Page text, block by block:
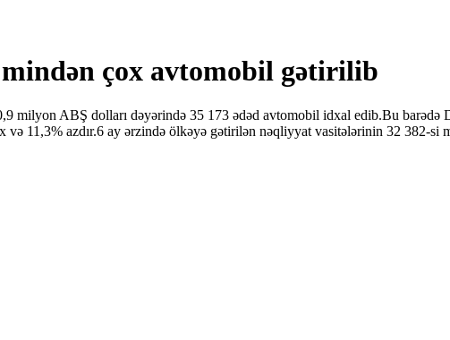
çox avtomobil gətirilib
milyon ABŞ dolları dəyərində 35 173 ədəd avtomobil idxal edib.Bu
11,3% azdır.6 ay ərzində ölkəyə gətirilən nəqliyyat vasitələrinin 32 382-